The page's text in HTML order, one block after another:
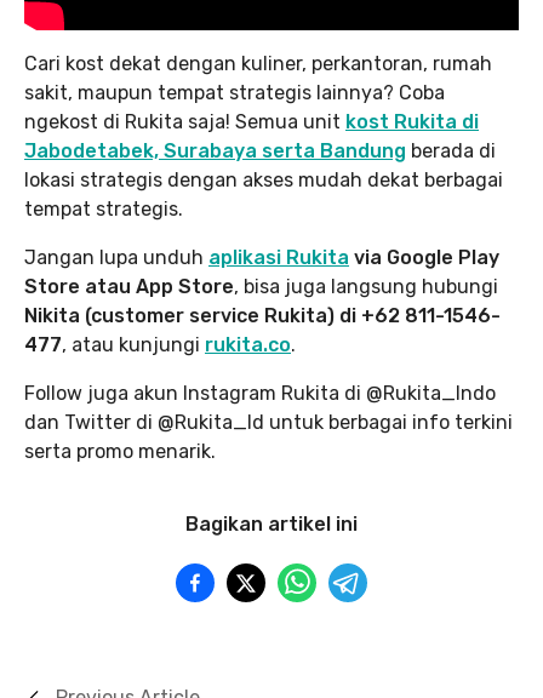
Cari kost dekat dengan kuliner, perkantoran, rumah
sakit, maupun tempat strategis lainnya? Coba
ngekost di Rukita saja! Semua unit kost Rukita di
Jabodetabek, Surabaya serta Bandung berada di
lokasi strategis dengan akses mudah dekat berbagai
tempat strategis.
Jangan lupa unduh aplikasi Rukita via Google Play
Store atau App Store, bisa juga langsung hubungi
Nikita (customer service Rukita) di +62 811-1546-
477, atau kunjungi rukita.co.
Follow juga akun Instagram Rukita di @Rukita_Indo
dan Twitter di @Rukita_Id untuk berbagai info terkini
serta promo menarik.
Bagikan artikel ini